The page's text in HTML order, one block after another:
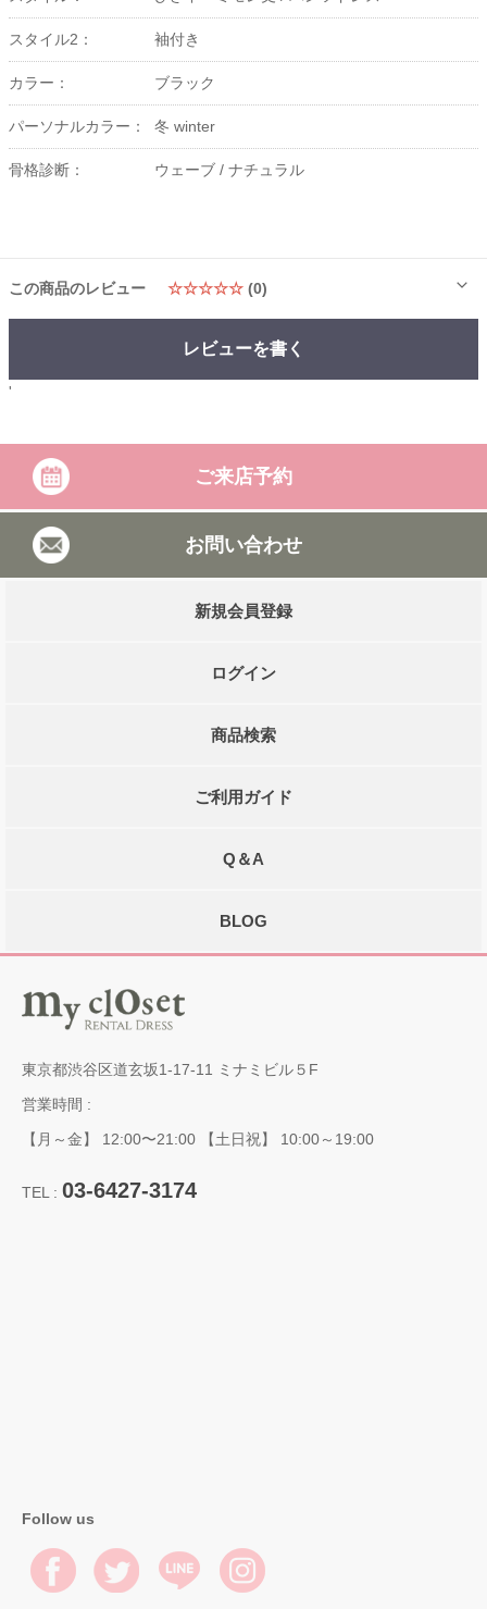
スタイル2： 袖付き
カラー： ブラック
パーソナルカラー： 冬 winter
骨格診断： ウェーブ / ナチュラル
この商品のレビュー ☆☆☆☆☆ (0)
レビューを書く
'
ご来店予約
お問い合わせ
新規会員登録
ログイン
商品検索
ご利用ガイド
Q＆A
BLOG
東京都渋谷区道玄坂1-17-11 ミナミビル５F
営業時間 :
【月～金】 12:00〜21:00 【土日祝】 10:00～19:00
TEL : 03-6427-3174
Follow us